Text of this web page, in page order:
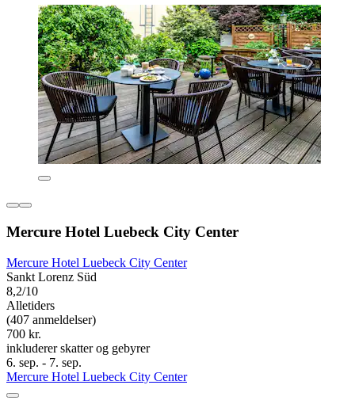
Mercure Hotel Luebeck City Center
Mercure Hotel Luebeck City Center
Sankt Lorenz Süd
8,2/10
Alletiders
(407 anmeldelser)
700 kr.
inkluderer skatter og gebyrer
6. sep. - 7. sep.
Mercure Hotel Luebeck City Center